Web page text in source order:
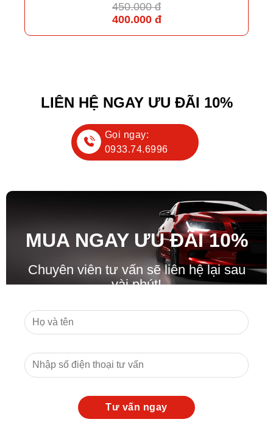
450.000 đ
400.000 đ
LIÊN HỆ NGAY ƯU ĐÃI 10%
Gọi ngay:
0933.74.6996
MUA NGAY ƯU ĐÃI10%
Chuyên viên tư vấn sẽ liên hệ lại sau
vài phút!